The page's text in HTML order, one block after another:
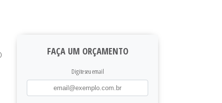
FAÇA UM ORÇAMENTO
Digite seu email